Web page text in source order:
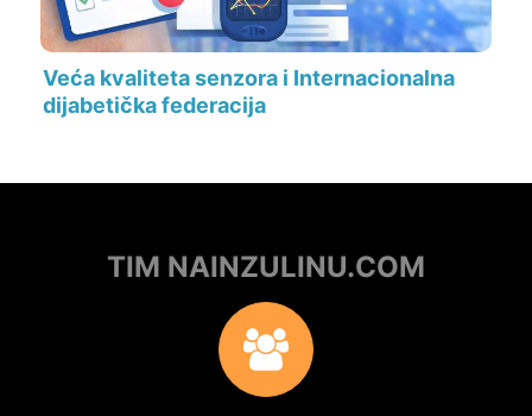
Veća kvaliteta senzora i Internacionalna
dijabetička federacija
TIM NAINZULINU.COM